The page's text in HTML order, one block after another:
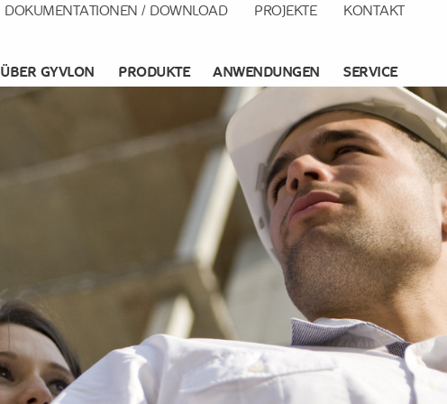
DOKUMENTATIONEN / DOWNLOAD PROJEKTE KONTAKT
ÜBER GYVLON PRODUKTE ANWENDUNGEN SERVICE